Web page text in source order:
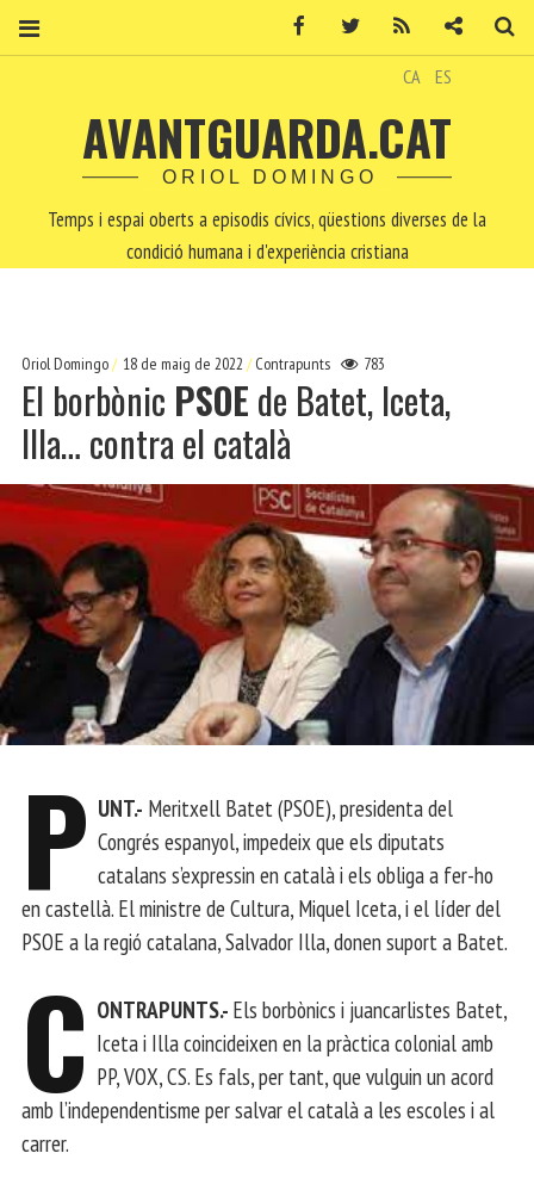
CA ES
AVANTGUARDA.CAT
ORIOL DOMINGO
Temps i espai oberts a episodis cívics, qüestions diverses de la
condició humana i d'experiència cristiana
Oriol Domingo 18 de maig de 2022 Contrapunts 783
El borbònic PSOE de Batet, Iceta,
Illa… contra el català
P UNT.- Meritxell Batet (PSOE), presidenta del
Congrés espanyol, impedeix que els diputats
catalans s’expressin en català i els obliga a fer-ho
en castellà. El ministre de Cultura, Miquel Iceta, i el líder del
PSOE a la regió catalana, Salvador Illa, donen suport a Batet.
C ONTRAPUNTS.- Els borbònics i juancarlistes Batet,
Iceta i Illa coincideixen en la pràctica colonial amb
PP, VOX, CS. Es fals, per tant, que vulguin un acord
amb l’independentisme per salvar el català a les escoles i al
carrer.
Facebook Twitter Contacte